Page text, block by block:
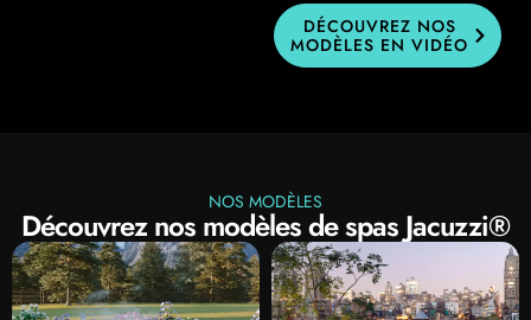
DÉCOUVREZ NOS
MODÈLES EN VIDÉO
NOS MODÈLES
Découvrez nos modèles de spas Jacuzzi®